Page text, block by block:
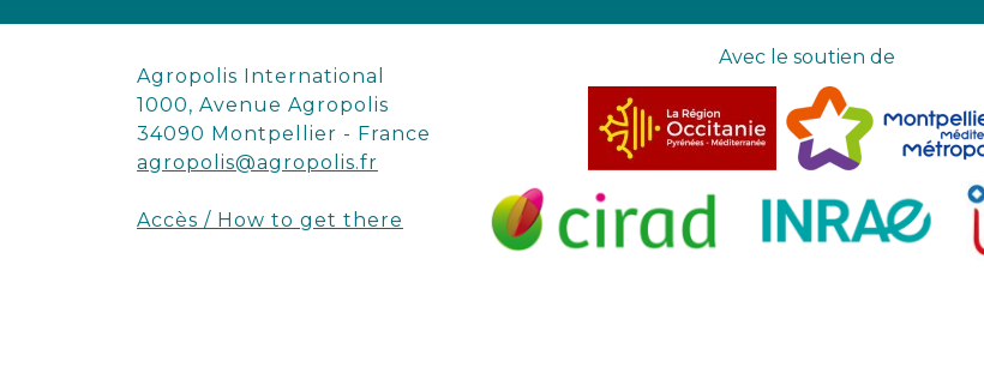
Agropolis International
1000, Avenue Agropolis
34090 Montpellier - France
agropolis@agropolis.fr
Accès / How to get there
Avec le soutien de